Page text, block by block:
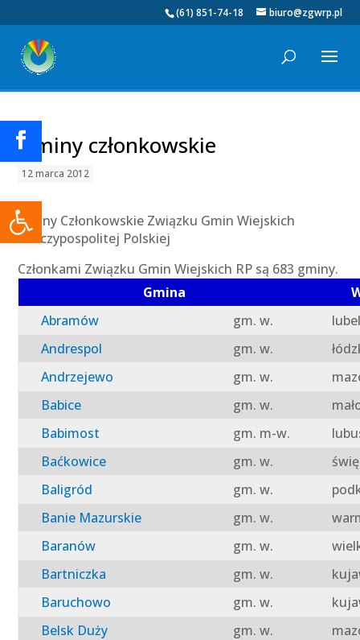
Otwórz pasek narzędzi
(61) 851-74-18 biuro@zgwrp.pl
Gminy członkowskie
12 marca 2012
Gminy Członkowskie Związku Gmin Wiejskich
Rzeczypospolitej Polskiej
Członkami Związku Gmin Wiejskich RP są 683 gminy.
Gmina
Abramów
gm. w.
Andrespol
gm. w.
Andrzejewo
gm. w.
Babice
gm. w.
Babimost
gm. m-w.
Baćkowice
gm. w.
Baligród
gm. w.
Banie Mazurskie
gm. w.
Baranów
gm. w.
Bartniczka
gm. w.
Baruchowo
gm. w.
Belsk Duży
gm. w.